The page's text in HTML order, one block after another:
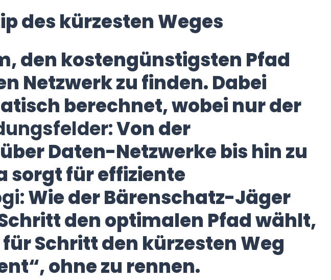
des kürzesten Weges
den kostengünstigsten Pfad
Netzwerk zu finden. Dabei
berechnet, wobei nur der
Von der
Daten-Netzwerke bis hin zu
sorgt für effiziente
Wie der Bärenschatz-Jäger
den optimalen Pfad wählt,
Schritt den kürzesten Weg
ohne zu rennen.